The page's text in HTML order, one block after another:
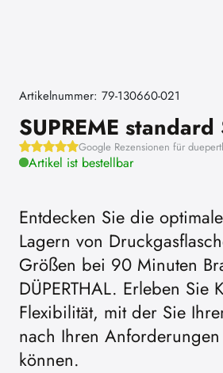
Artikelnummer: 79-130660-021
SUPREME standard
Google Rezensionen für
Artikel ist bestellbar
Entdecken Sie die
Lagern von
Größen bei 90 Minuten
DÜPERTHAL. Erleben Sie
Flexibilität, mit der Sie
nach Ihren Anforderungen
können.